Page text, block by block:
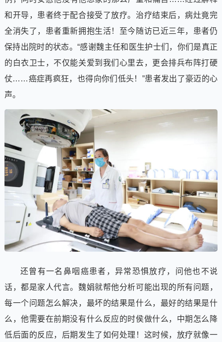
和开导，患者终于配合接受了放疗。治疗结束后，病灶竟完
全消失了，患者重新拥抱生活！至今随访已近三年，患者仍
保持出院时的状态。“感谢魏主任和医生护士们，你们是真正
的白衣卫士，不仅能关爱到我们心里去，更会排兵布阵打硬
仗……癌症再疯狂，也得向你们低头！”患者发出了豪迈的心
声。
还曾有一名鼻咽癌患者，异常恐惧放疗，问他也不说
话，都是家人代言。魏娟就帮他分析可能出现的所有问题，
每一个问题怎么解决，最坏的结果是什么，最好的结果是什
么，他需要在前期没有什么反应的时侯做什么，中期怎么降
低后面的反应，后期发生了如何处理！这时候，放疗就像一